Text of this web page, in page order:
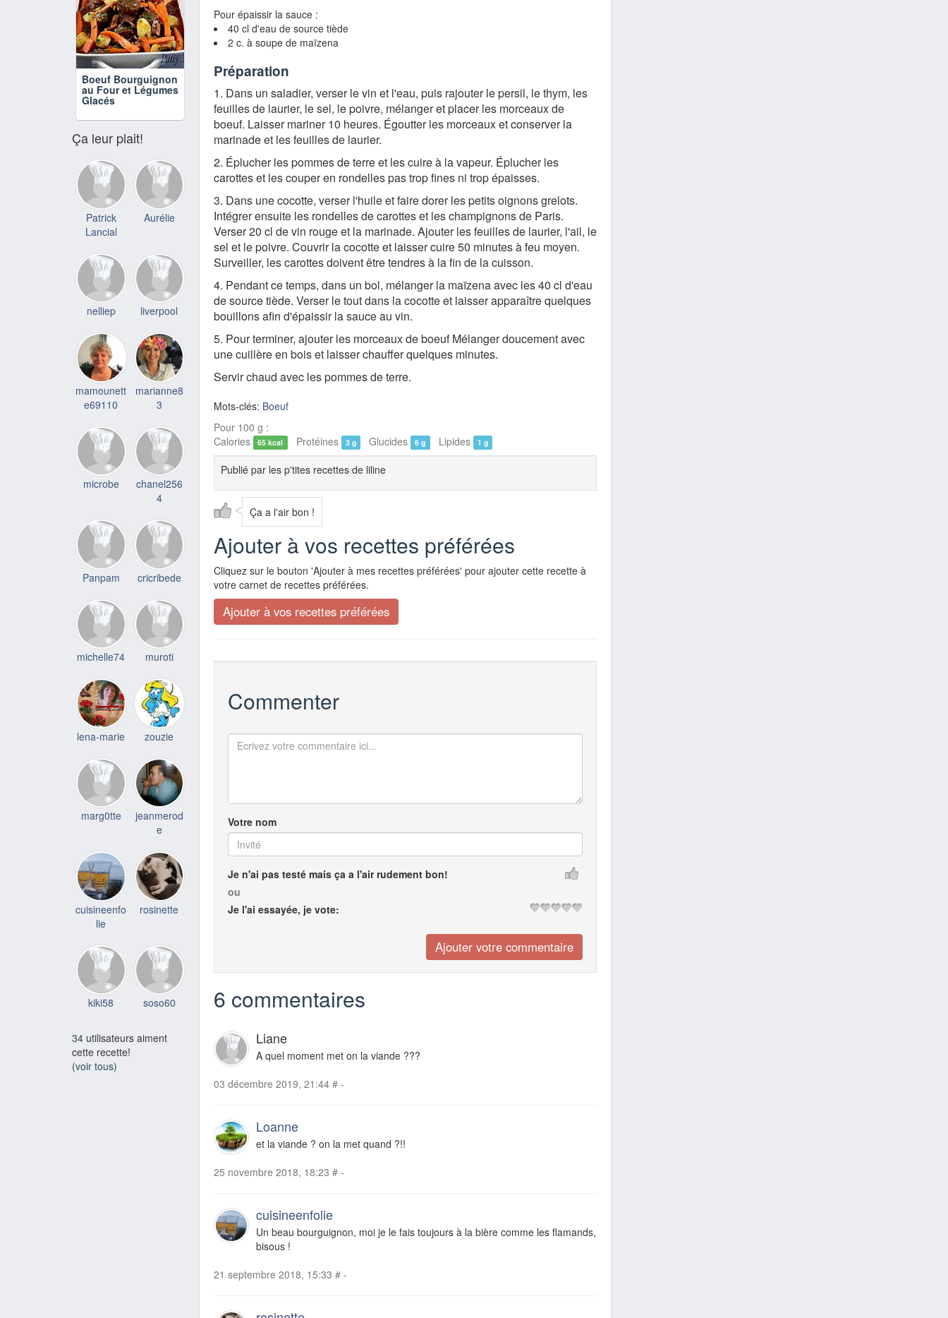
Pour épaissir la sauce :
40 cl d'eau de source tiède
2 c. à soupe de maïzena
Préparation
1. Dans un saladier, verser le vin et l'eau, puis rajouter le persil, le thym, les
feuilles de laurier, le sel, le poivre, mélanger et placer les morceaux de
boeuf. Laisser mariner 10 heures. Égoutter les morceaux et conserver la
marinade et les feuilles de laurier.
2. Éplucher les pommes de terre et les cuire à la vapeur. Éplucher les
carottes et les couper en rondelles pas trop fines ni trop épaisses.
3. Dans une cocotte, verser l'huile et faire dorer les petits oignons grelots.
Intégrer ensuite les rondelles de carottes et les champignons de Paris.
Verser 20 cl de vin rouge et la marinade. Ajouter les feuilles de laurier, l'ail, le
sel et le poivre. Couvrir la cocotte et laisser cuire 50 minutes à feu moyen.
Surveiller, les carottes doivent être tendres à la fin de la cuisson.
4. Pendant ce temps, dans un bol, mélanger la maïzena avec les 40 cl d'eau
de source tiède. Verser le tout dans la cocotte et laisser apparaître quelques
bouillons afin d'épaissir la sauce au vin.
5. Pour terminer, ajouter les morceaux de boeuf Mélanger doucement avec
une cuillère en bois et laisser chauffer quelques minutes.
Servir chaud avec les pommes de terre.
Mots-clés: Boeuf
Pour 100 g :
Calories
65 kcal Protéines 3 g Glucides 6 g Lipides 1 g
Publié par les p'tites recettes de liline
Ça a l'air bon !
Ajouter à vos recettes préférées
Cliquez sur le bouton 'Ajouter à mes recettes préférées' pour ajouter cette recette à
votre carnet de recettes préférées.
Commenter
Votre nom
Je n'ai pas testé mais ça a l'air rudement bon!
ou
Je l'ai essayée, je vote:
6 commentaires
Liane
A quel moment met on la viande ???
03 décembre 2019, 21:44 # -
Loanne
et la viande ? on la met quand ?!!
25 novembre 2018, 18:23 # -
cuisineenfolie
Un beau bourguignon, moi je le fais toujours à la bière comme les flamands,
bisous !
21 septembre 2018, 15:33 # -
Boeuf Bourguignon
au Four et Légumes
Glacés
Ça leur plait!
Patrick
Lancial
Aurélie
nelliep liverpool
mamounett
e69110
marianne8
3
microbe
chanel256
4
Panpam cricribede
michelle74 muroti
lena-marie zouzie
marg0tte
jeanmerod
e
cuisineenfo
lie
rosinette
kiki58 soso60
34 utilisateurs aiment
cette recette!
(voir tous)